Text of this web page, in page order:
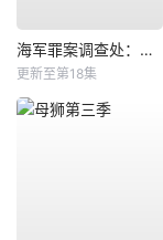
海军罪案调查处：悉尼第三季
更新至第18集